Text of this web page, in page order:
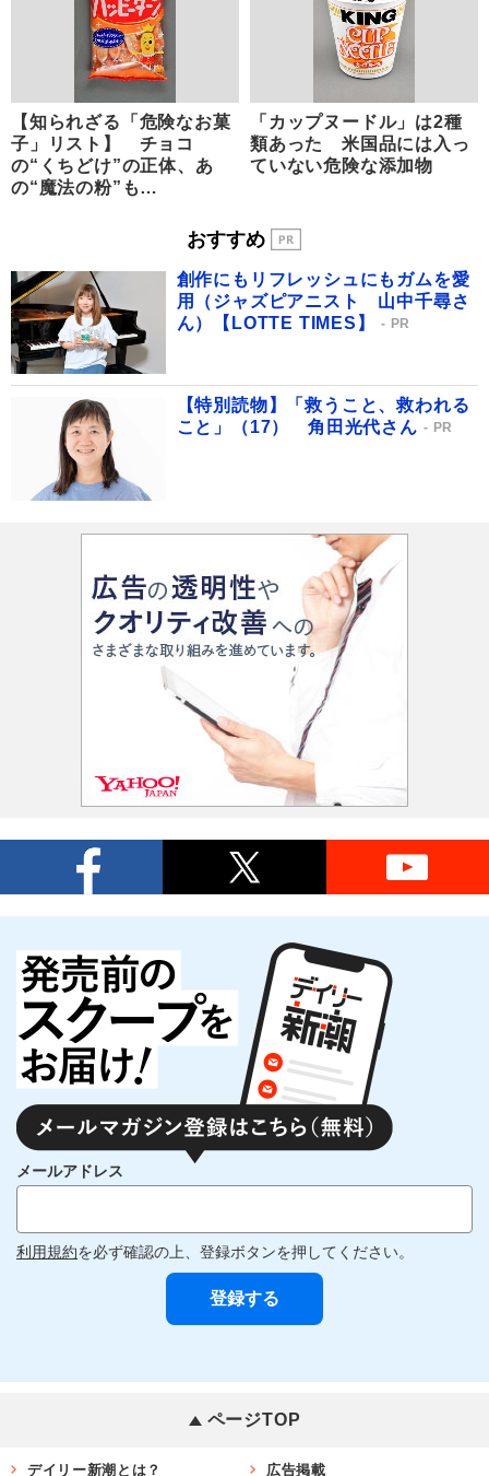
【知られざる「危険なお菓
子」リスト】 チョコ
の“くちどけ”の正体、あ
の“魔法の粉”も…
「カップヌードル」は2種
類あった 米国品には入っ
ていない危険な添加物
おすすめ
創作にもリフレッシュにもガムを愛
用（ジャズピアニスト 山中千尋さ
ん）【LOTTE TIMES】
PR
【特別読物】「救うこと、救われる
こと」（17） 角田光代さん
PR
メールアドレス
利用規約を必ず確認の上、登録ボタンを押してください。
ページTOP
デイリー新潮とは？ 広告掲載